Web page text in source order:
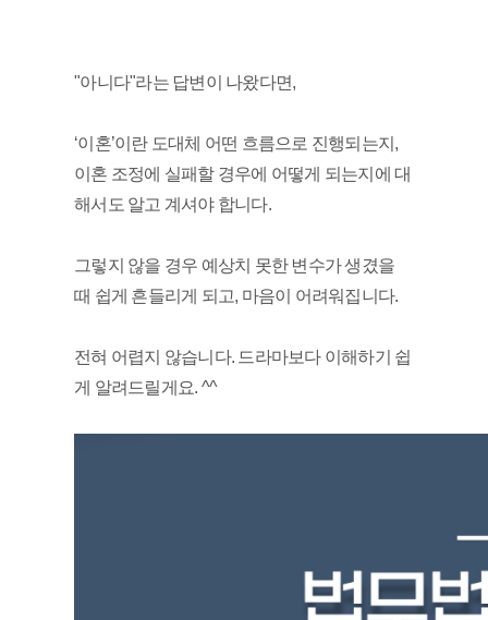
"아니다"라는 답변이 나왔다면,
‘이혼’이란 도대체 어떤 흐름으로 진행되는지,
이혼 조정에 실패할 경우에 어떻게 되는지에 대
해서도 알고 계셔야 합니다.
그렇지 않을 경우 예상치 못한 변수가 생겼을
때 쉽게 흔들리게 되고, 마음이 어려워집니다.
전혀 어렵지 않습니다. 드라마보다 이해하기 쉽
게 알려드릴게요. ^^